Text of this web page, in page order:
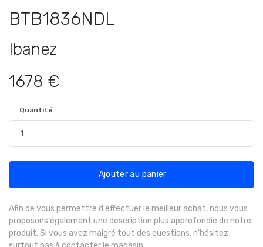
BTB1836NDL
Ibanez
1678 €
Quantité
Ajouter au panier
Afin de vous permettre d'effectuer le meilleur achat, nous vous
proposons également une description plus approfondie de notre
produit. Si vous avez malgré tout des questions, n'hésitez